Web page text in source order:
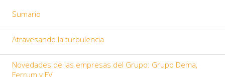
Sumario
Atravesando la turbulencia
Novedades de las empresas del Grupo: Grupo Dema,
Ferrum y FV